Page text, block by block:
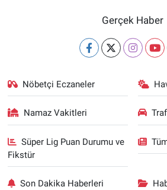
Gerçek Haber
Nöbetçi Eczaneler
Namaz Vakitleri
Süper Lig Puan Durumu ve
Fikstür
Son Dakika Haberleri